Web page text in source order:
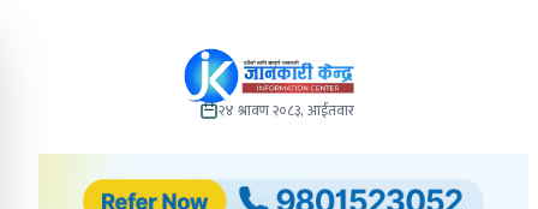
२४ श्रावण २०८३, आईतवार